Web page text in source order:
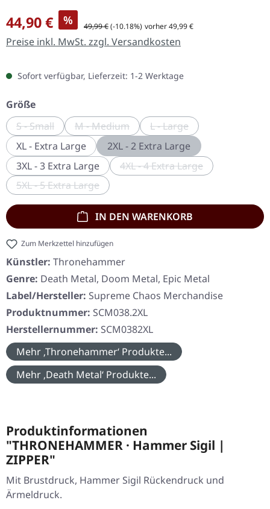
Verkaufspreis:
44,90 € % Regulärer Preis:
49,99 €(-10.18%) vorher 49,99 €
Preise inkl. MwSt. zzgl. Versandkosten
Sofort verfügbar, Lieferzeit: 1-2 Werktage
Größeauswählen
S - Small(Diese Option ist zurzeit nicht verfügbar.)
M - Medium(Diese Option ist zurzeit nicht verfügbar.)
L - Large(Diese Option ist zurzeit
XL - Extra Large
2XL - 2 Extra Large
3XL - 3 Extra Large
4XL - 4 Extra Large(Diese Option ist zurzeit
5XL - 5 Extra Large(Diese Option ist zurzeit nicht verfügbar.)
IN DEN WARENKORB
Zum Merkzettel hinzufügen
Künstler: Thronehammer
Genre: Death Metal, Doom Metal, Epic Metal
Label/Hersteller: Supreme Chaos Merchandise
Produktnummer: SCM038.2XL
Herstellernummer: SCM0382XL
Mehr ‚Thronehammer‘ Produkte...
Mehr ‚Death Metal‘ Produkte...
Produktinformationen
"THRONEHAMMER · Hammer Sigil |
ZIPPER"
Mit Brustdruck, Hammer Sigil Rückendruck und
Ärmeldruck.